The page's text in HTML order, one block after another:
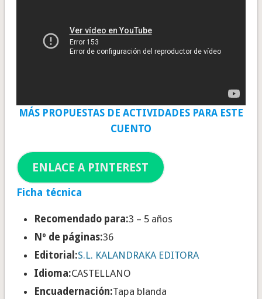
MÁS PROPUESTAS DE ACTIVIDADES PARA ESTE
CUENTO
ENLACE A PINTEREST
Ficha técnica
Recomendado para:3 – 5 años
Nº de páginas:36
Editorial:S.L. KALANDRAKA EDITORA
Idioma:CASTELLANO
Encuadernación:Tapa blanda